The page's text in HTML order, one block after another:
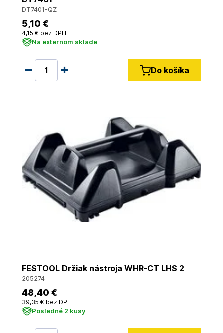
DT7401-QZ
5,10 €
4,15 € bez DPH
Na externom sklade
Do košíka
FESTOOL Držiak nástroja WHR-CT LHS 2
205274
48,40 €
39,35 € bez DPH
Posledné 2 kusy